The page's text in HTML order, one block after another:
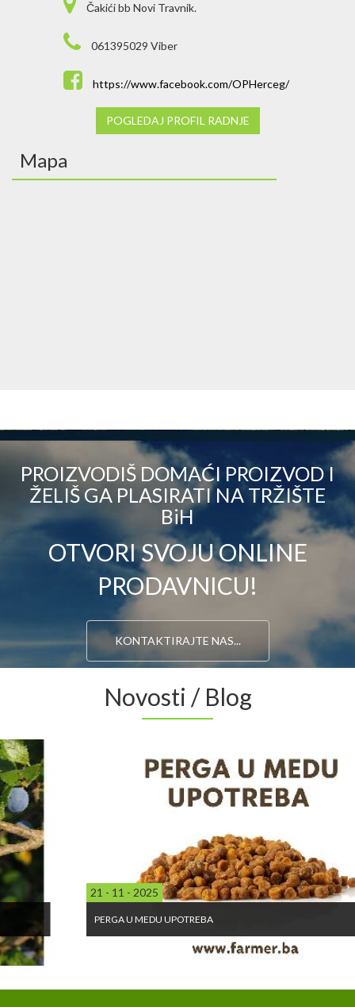
Čakići bb Novi Travnik.
061395029 Viber
https://www.facebook.com/OPHerceg/
POGLEDAJ PROFIL RADNJE
Mapa
PROIZVODIŠ DOMAĆI PROIZVOD I
ŽELIŠ GA PLASIRATI NA TRŽIŠTE
BiH
OTVORI SVOJU ONLINE
PRODAVNICU!
KONTAKTIRAJTE NAS...
Novosti / Blog
21 - 11 - 2025
PERGA U MEDU UPOTREBA